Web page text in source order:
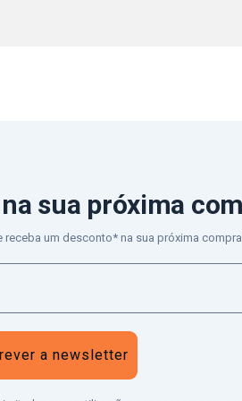
na sua próxima
receba um desconto* na sua próxima
a newsletter